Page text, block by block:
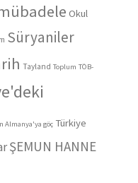
Okul
Süryaniler
Tayland Toplum TÖB-
Almanya'ya göç Türkiye
ŞEMUN HANNE